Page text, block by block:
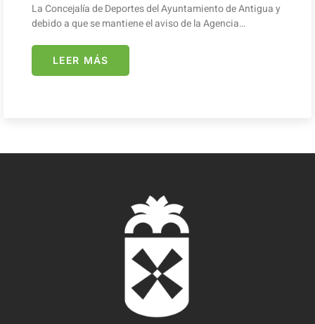
La Concejalía de Deportes del Ayuntamiento de Antigua y
debido a que se mantiene el aviso de la Agencia…
LEER MÁS